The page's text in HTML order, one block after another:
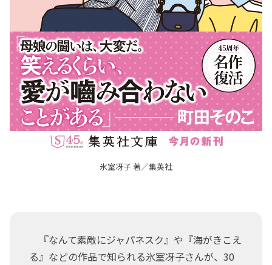
氷室冴子 著／集英社
『なんて素敵にジャパネスク』や『海がきこえ
る』などの作品で知られる氷室冴子さんが、30